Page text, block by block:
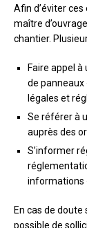
Afin d’éviter
maître
chantier.
Faire appel
de panneaux
légales et
Se référer à
auprès des
S’informer
informations
En cas de
possible de